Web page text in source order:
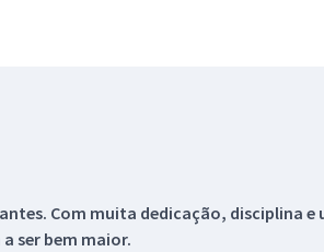
Com muita dedicação, disciplina e
ser bem maior.